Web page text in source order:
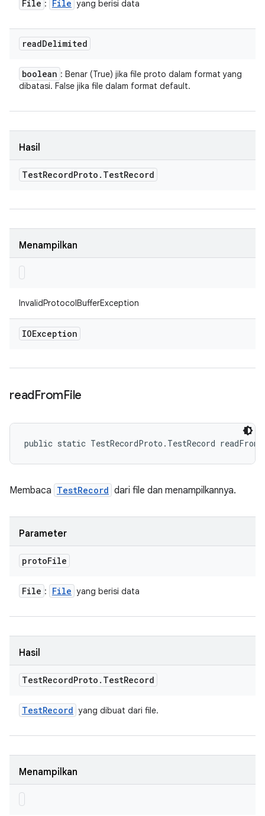
File : File yang berisi data
readDelimited
boolean : Benar (True) jika file proto dalam format yang
dibatasi. False jika file dalam format default.
Hasil
TestRecordProto . TestRecord
Menampilkan
InvalidProtocolBufferException
IOException
readFromFile
public static TestRecordProto.TestRecord
Membaca TestRecord dari file dan menampilkannya.
Parameter
protoFile
File : File yang berisi data
Hasil
TestRecordProto . TestRecord
TestRecord yang dibuat dari file.
Menampilkan